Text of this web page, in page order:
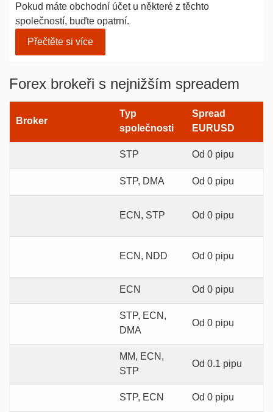
Pokud máte obchodní účet u některé z těchto
společností, buďte opatrní.
Přečtěte si více
Forex brokeři s nejnižším spreadem
Broker
Typ
společnosti
Spread
EURUSD
STP Od 0 pipu
STP, DMA Od 0 pipu
ECN, STP Od 0 pipu
ECN, NDD Od 0 pipu
ECN Od 0 pipu
STP, ECN,
DMA
Od 0 pipu
MM, ECN,
STP
Od 0.1 pipu
STP, ECN Od 0 pipu